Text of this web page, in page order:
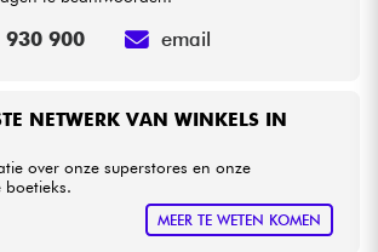
NETWERK VAN WINKELS IN
over onze superstores en onze
boetieks.
MEER TE WETEN KOMEN
900 email